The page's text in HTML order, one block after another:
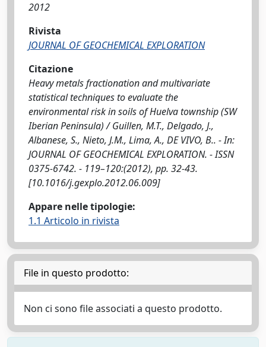
2012
Rivista
JOURNAL OF GEOCHEMICAL EXPLORATION
Citazione
Heavy metals fractionation and multivariate
statistical techniques to evaluate the
environmental risk in soils of Huelva township (SW
Iberian Peninsula) / Guillen, M.T., Delgado, J.,
Albanese, S., Nieto, J.M., Lima, A., DE VIVO, B.. - In:
JOURNAL OF GEOCHEMICAL EXPLORATION. - ISSN
0375-6742. - 119–120:(2012), pp. 32-43.
[10.1016/j.gexplo.2012.06.009]
Appare nelle tipologie:
1.1 Articolo in rivista
File in questo prodotto:
Non ci sono file associati a questo prodotto.